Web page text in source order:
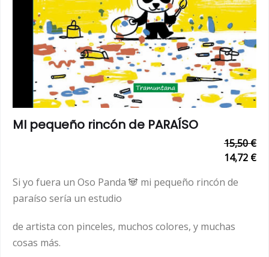
MI pequeño rincón de PARAÍSO
15,50 €
14,72 €
Si yo fuera un Oso Panda 🐼 mi pequeño rincón de
paraíso sería un estudio
de artista con pinceles, muchos colores, y muchas
cosas más.